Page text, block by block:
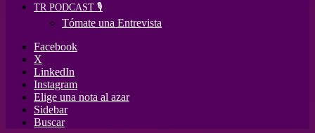
TR PODCAST 🎙️
Tómate una Entrevista
Facebook
X
LinkedIn
Instagram
Elige una nota al azar
Sidebar
Buscar